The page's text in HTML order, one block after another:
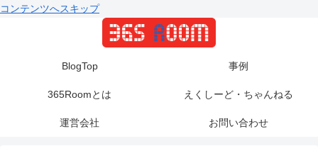
コンテンツへスキップ
BlogTop 事例
365Roomとは えくしーど・ちゃんねる
運営会社 お問い合わせ